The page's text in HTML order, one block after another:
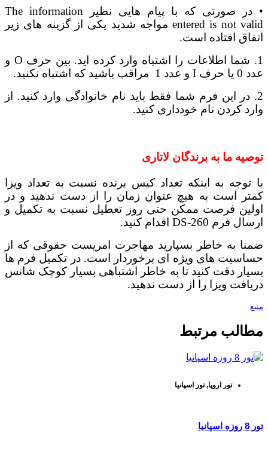
• در صورتی که با پیام هایی نظیر The information
entered is not valid مواجه شدید یکی از گزینه های زیر
اتفاق افتاده است.
1. شما اطلاعات را اشتباه وارد کرده اید. بین حرف O و
عدد 0 یا حرف I و عدد 1 مراقب باشید که اشتباه نکنید.
2. در این فرم شما فقط باید نام خانوادگی وارد کنید. از
وارد کردن نام خودداری کنید.
توصیه ما به برندگان لاتاری
با توجه به اینکه تعداد کیس برنده نسبت به تعداد ویزا
کمتر است به هیچ عنوان زمان را از دست ندهید و در
اولین فرصت ممکن حتی روز تعطیل نسبت به تکمیل و
ارسال فرم DS-260 اقدام کنید.
ضمنا به خاطر بسپارید مهاجرت امریست حقوقی که از
حساسیت های ویژه ای برخوردار است. در تکمیل فرم ها
بسیار دقت کنید تا به خاطر اشتباهی بسیار کوچک شانس
دریافت ویزا را از دست ندهید.
منبع
مطالب مرتبط
تور اروپا,تور اسپانیا
تور 8 روزه اسپانیا